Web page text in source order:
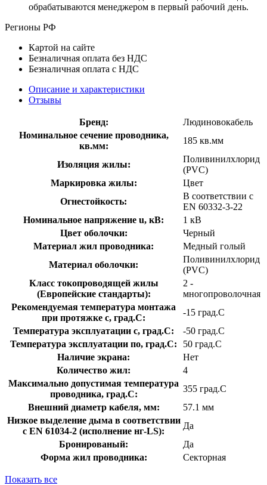
обрабатываются менеджером в первый рабочий день.
Регионы РФ
Картой на сайте
Безналичная оплата без НДС
Безналичная оплата с НДС
Описание и характеристики
Отзывы
Бренд:
Людиновокабель
Номинальное сечение проводника,
кв.мм:
185 кв.мм
Изоляция жилы:
Поливинилхлорид
(PVC)
Маркировка жилы:
Цвет
Огнестойкость:
В соответствии с
EN 60332-3-22
Номинальное напряжение u, кВ:
1 кВ
Цвет оболочки:
Черный
Материал жил проводника:
Медный голый
Материал оболочки:
Поливинилхлорид
(PVC)
Класс токопроводящей жилы
(Европейские стандарты):
2 -
многопроволочная
Рекомендуемая температура монтажа
при протяжке с, град.C:
-15 град.C
Температура эксплуатации с, град.C:
-50 град.C
Температура эксплуатации по, град.C:
50 град.C
Наличие экрана:
Нет
Количество жил:
4
Максимально допустимая температура
проводника, град.C:
355 град.C
Внешний диаметр кабеля, мм:
57.1 мм
Низкое выделение дыма в соответствии
с EN 61034-2 (исполнение нг-LS):
Да
Бронированый:
Да
Форма жил проводника:
Секторная
Показать все